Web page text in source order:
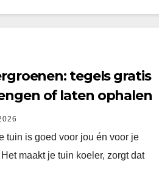
tegels gratis
of laten ophalen
tuin is goed voor jou én voor je
maakt je tuin koeler, zorgt dat